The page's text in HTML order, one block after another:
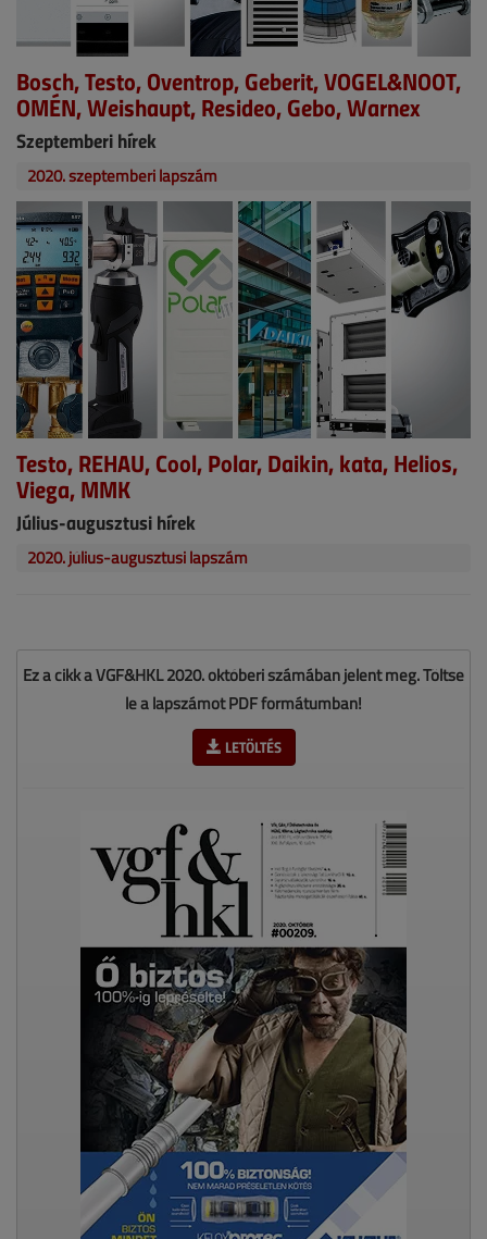
Bosch, Testo, Oventrop, Geberit, VOGEL&NOOT,
OMÉN, Weishaupt, Resideo, Gebo, Warnex
Szeptemberi hírek
2020. szeptemberi lapszám
Testo, REHAU, Cool, Polar, Daikin, kata, Helios,
Viega, MMK
Július-augusztusi hírek
2020. július-augusztusi lapszám
Ez a cikk a VGF&HKL 2020. októberi számában jelent meg. Töltse
le a lapszámot PDF formátumban!
LETÖLTÉS